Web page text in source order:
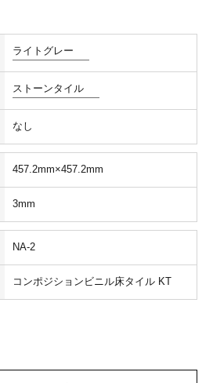
ライトグレー
ストーンタイル
なし
457.2mm×457.2mm
3mm
NA-2
コンポジションビニル床タイル KT